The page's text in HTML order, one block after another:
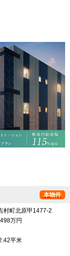
本物件
村町北原甲1477-2
万円
平米